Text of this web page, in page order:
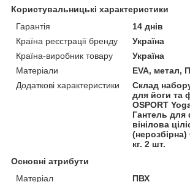
Користувальницькі характеристики
Гарантія
14 днів
Країна реєстрації бренду
Україна
Країна-виробник товару
Україна
Матеріали
EVA, метал,
Додаткові характеристики
Склад
для йоги та
OSPORT
Гантель для
вінілова
кг. 2 шт.
Основні атрибути
Матеріал
ПВХ